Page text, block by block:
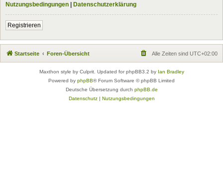
Nutzungsbedingungen | Datenschutzerklärung
Registrieren
Startseite Foren-Übersicht Alle Zeiten sind UTC+02:00
Maxthon style by Culprit. Updated for phpBB3.2 by Ian Bradley
Powered by phpBB® Forum Software © phpBB Limited
Deutsche Übersetzung durch phpBB.de
Datenschutz| Nutzungsbedingungen